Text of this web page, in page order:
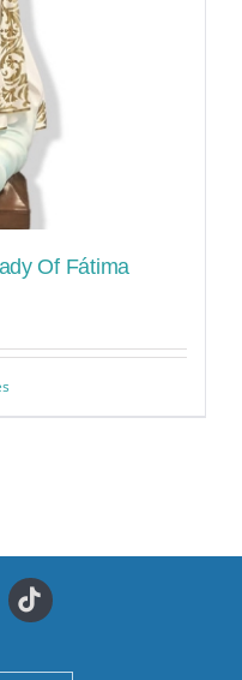
Of Fátima